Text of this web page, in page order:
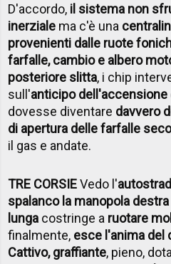
D'accordo, il sistema non
inerziale ma c'è una
provenienti dalle ruote
farfalle, cambio e albero
posteriore slitta, i chip
sull'anticipo dell'accensione
dovesse diventare davvero
di apertura delle farfalle
il gas e andate.
TRE CORSIEVedo l'
spalanco la manopola destra
lunga costringe a ruotare
finalmente, esce l'anima del
Cattivo, graffiante, pieno,